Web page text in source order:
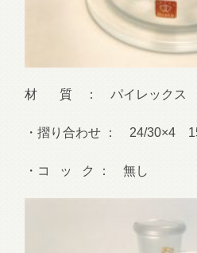
材 質 ： パイレックス
・摺り合わせ ： 24/30×4
・コ ッ ク ： 無し